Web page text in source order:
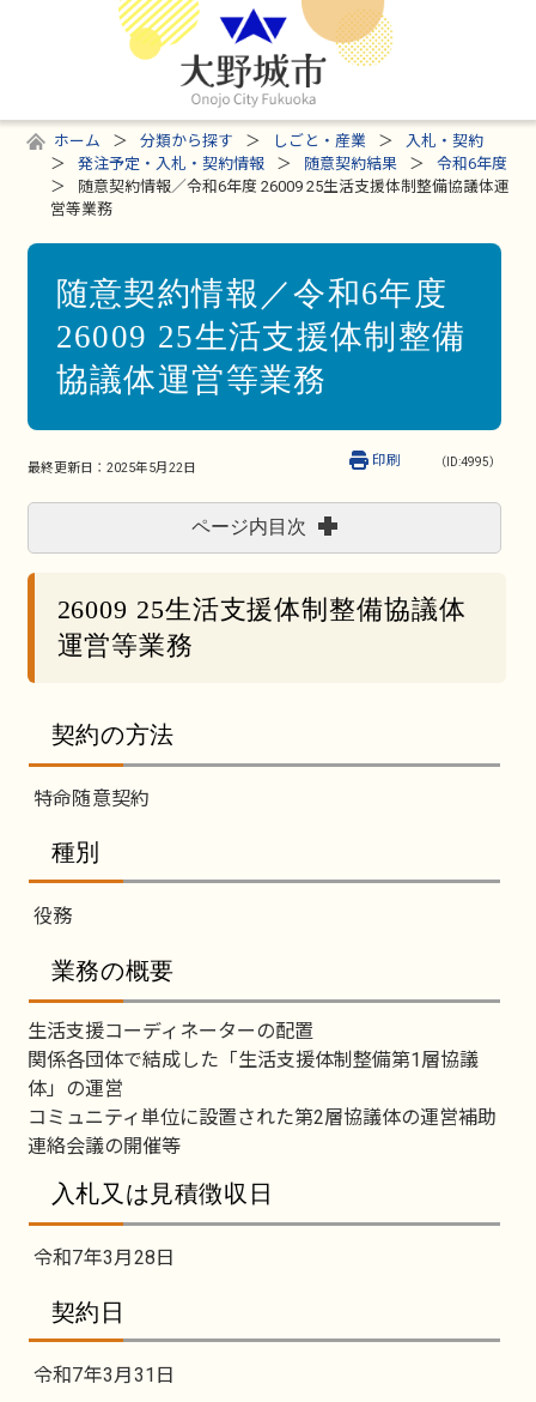
ホーム 分類から探す しごと・産業
入札・契約
発注予定・入札・契約情報
随意契約結果
令和6年度
随意契約情報／令和6年度 26009 25生活支援体制整備協議体運
営等業務
随意契約情報／令和6年度
26009 25生活支援体制整備
協議体運営等業務
最終更新日： 2025年5月22日 （ID:4995）
印刷
ページ内目次
26009 25生活支援体制整備協議体
運営等業務
契約の方法
特命随意契約
種別
役務
業務の概要
生活支援コーディネーターの配置
関係各団体で結成した「生活支援体制整備第1層協議
体」の運営
コミュニティ単位に設置された第2層協議体の運営補助
連絡会議の開催等
入札又は見積徴収日
令和7年3月28日
契約日
令和7年3月31日